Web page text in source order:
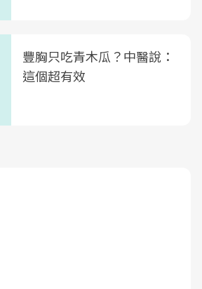
豐胸只吃青木瓜？中醫說：
這個超有效